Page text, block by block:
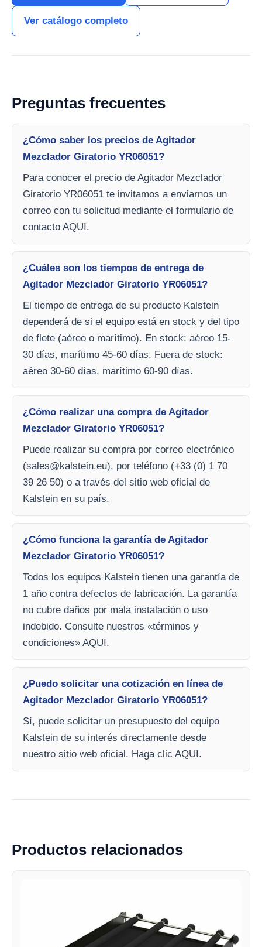
Ver catálogo completo
Preguntas frecuentes
¿Cómo saber los precios de Agitador
Mezclador Giratorio YR06051?
Para conocer el precio de Agitador Mezclador
Giratorio YR06051 te invitamos a enviarnos un
correo con tu solicitud mediante el formulario de
contacto AQUI.
¿Cuáles son los tiempos de entrega de
Agitador Mezclador Giratorio YR06051?
El tiempo de entrega de su producto Kalstein
dependerá de si el equipo está en stock y del tipo
de flete (aéreo o marítimo). En stock: aéreo 15-
30 días, marítimo 45-60 días. Fuera de stock:
aéreo 30-60 días, marítimo 60-90 días.
¿Cómo realizar una compra de Agitador
Mezclador Giratorio YR06051?
Puede realizar su compra por correo electrónico
(sales@kalstein.eu), por teléfono (+33 (0) 1 70
39 26 50) o a través del sitio web oficial de
Kalstein en su país.
¿Cómo funciona la garantía de Agitador
Mezclador Giratorio YR06051?
Todos los equipos Kalstein tienen una garantía de
1 año contra defectos de fabricación. La garantía
no cubre daños por mala instalación o uso
indebido. Consulte nuestros «términos y
condiciones» AQUI.
¿Puedo solicitar una cotización en línea de
Agitador Mezclador Giratorio YR06051?
Sí, puede solicitar un presupuesto del equipo
Kalstein de su interés directamente desde
nuestro sitio web oficial. Haga clic AQUI.
Productos relacionados